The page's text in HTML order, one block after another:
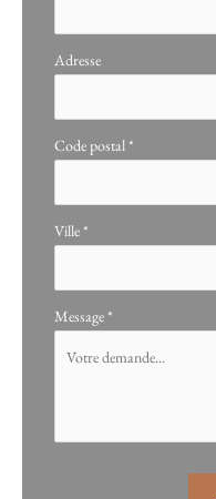
Adresse
Code postal *
Ville *
Message *